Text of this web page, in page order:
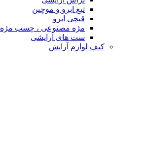
تیغ ابرو و موچین
قیچی ابرو
مژه مصنوعی ، چسب مژه
ست های آرایشی
کیف لوازم آرایش